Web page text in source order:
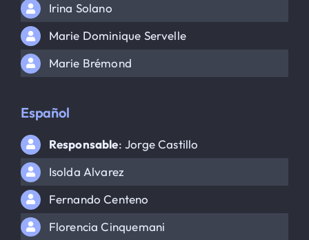
Irina Solano
Marie Dominique Servelle
Marie Brémond
Español
Responsable: Jorge Castillo
Isolda Alvarez
Fernando Centeno
Florencia Cinquemani